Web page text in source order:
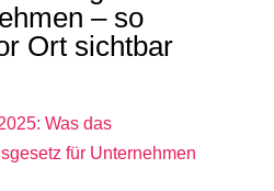
– so
Ort sichtbar